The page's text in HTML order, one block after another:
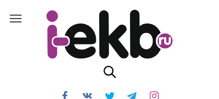
содержанию